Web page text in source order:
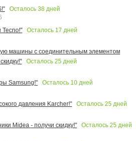
Осталось 38 дней
Tecno!"
Осталось 17 дней
машины с соединительным элементом
Осталось 25 дней
Samsung!"
Осталось 10 дней
давления Karcher!"
Осталось 25 дней
Midea - получи скидку!"
Осталось 25 дней